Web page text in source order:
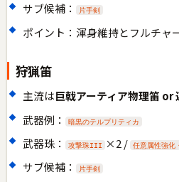
サブ候補： 片手剣
ポイント：渾身維持とフルチャ
狩猟笛
主流は巨戟アーティア物理笛 or
武器例：
暗黒のテルプリティカ
武器珠： 攻撃珠III ×2 / 任意属性強化
サブ候補： 片手剣